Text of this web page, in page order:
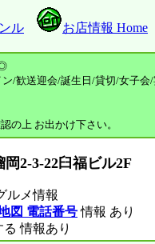
ル お店情報 Home
/歓送迎会/誕生日/貸切/女子会
の上 お出かけ下さい。
2-3-22臼福ビル2F
ルメ情報
図 電話番号情報 あり
る 情報あり